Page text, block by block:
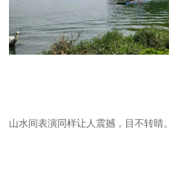
山水间表演同样让人震撼，目不转睛。